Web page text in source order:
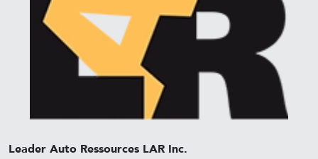
Leader Auto Ressources LAR Inc.